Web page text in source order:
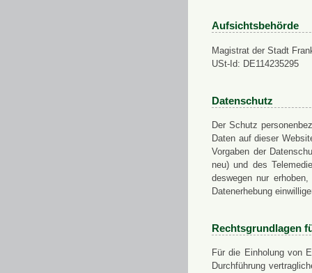
Aufsichtsbehörde
Magistrat der Stadt
USt-Id: DE114235295
Datenschutz
Der Schutz
Daten auf dieser
Vorgaben der
neu) und des
deswegen nur
Datenerhebung
Rechtsgrundlagen
Für die Einholung von
Durchführung